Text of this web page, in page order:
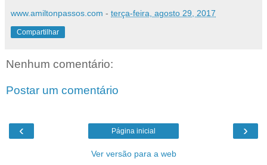
www.amiltonpassos.com - terça-feira, agosto 29, 2017
Compartilhar
Nenhum comentário:
Postar um comentário
‹ ›
Página inicial
Ver versão para a web